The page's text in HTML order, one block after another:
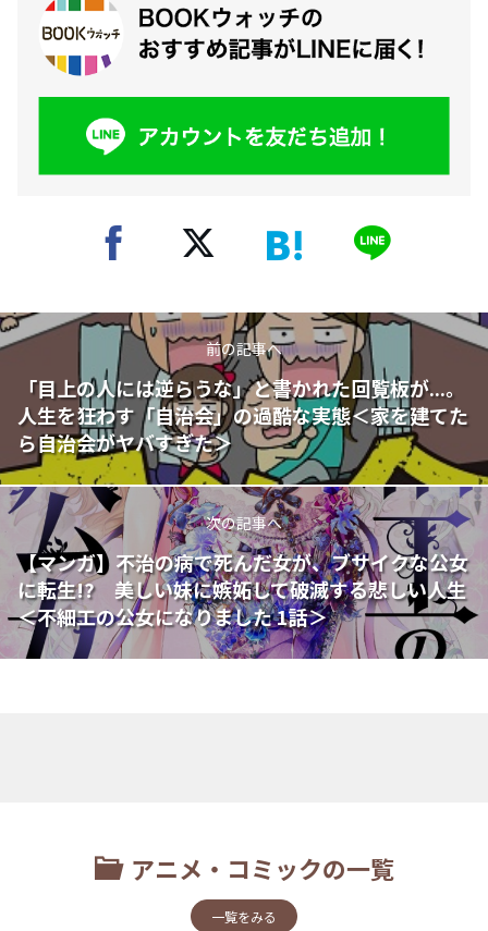
前の記事へ
「目上の人には逆らうな」と書かれた回覧板が...。
人生を狂わす「自治会」の過酷な実態＜家を建てた
ら自治会がヤバすぎた＞
次の記事へ
【マンガ】不治の病で死んだ女が、ブサイクな公女
に転生!? 美しい妹に嫉妬して破滅する悲しい人生
＜不細工の公女になりました 1話＞
アニメ・コミックの一覧
一覧をみる